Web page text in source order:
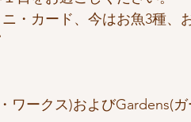
・カード、今はお魚3種、
ワークス)およびGardens(